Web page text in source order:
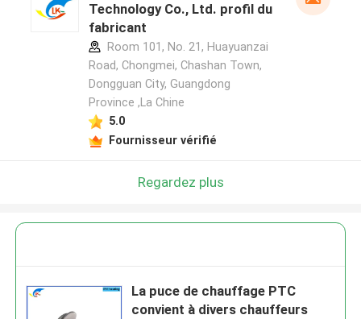
Technology Co., Ltd. profil du
fabricant
Room 101, No. 21, Huayuanzai
Road, Chongmei, Chashan Town,
Dongguan City, Guangdong
Province ,La Chine
5.0
Fournisseur vérifié
Regardez plus
La puce de chauffage PTC
convient à divers chauffeurs